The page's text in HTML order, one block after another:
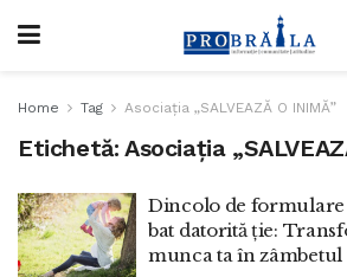
Home Tag Asociația „SALVEAZĂ O INIMĂ”
Etichetă: Asociația
Dincolo de
bat datorită ție:
munca ta în